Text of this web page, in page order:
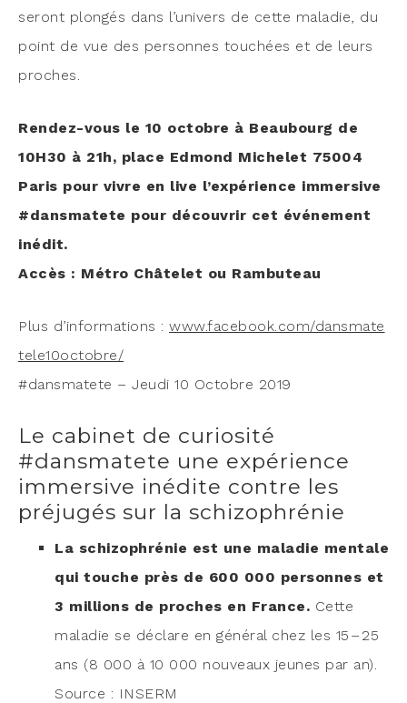
seront plon­gés dans l’u­ni­vers de cette mala­die, du
point de vue des per­sonnes tou­chées et de leurs
proches.
Ren­dez-vous le 10 octobre à Beau­bourg de
10H30 à 21h, place Edmond Miche­let 75004
Paris pour vivre en live l’ex­pé­rience immer­sive
#dans­ma­tete pour décou­vrir cet évé­ne­ment
inédit.
Accès : Métro Châ­te­let ou Rambuteau
Plus d’in­for­ma­tions : www​.face​book​.com/​d​a​n​s​m​a​t​e​
t​e​l​e​1​0​o​c​t​o​b​re/
#dans­ma­tete – Jeu­di 10 Octobre 2019
Le cabinet de curiosité
#dansmatete une expérience
immersive inédite contre les
préjugés sur la schizophrénie
La schi­zo­phré­nie est une mala­die men­tale
qui touche près de 600 000 per­sonnes et
3 mil­lions de proches en France. Cette
mala­die se déclare en géné­ral chez les 15 – 25
ans (8 000 à 10 000 nou­veaux jeunes par an).
Source : INSERM